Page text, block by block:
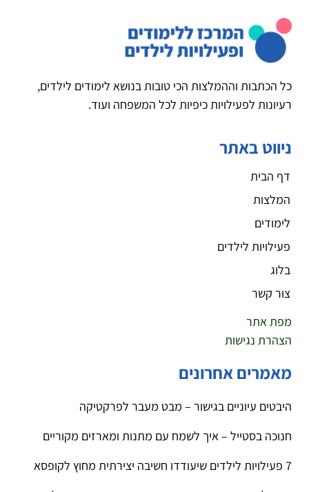
כל הכתבות וההמלצות הכי טובות בנושא לימודים לילדים,
רעיונות לפעילויות כיפיות לכל המשפחה ועוד.
ניווט באתר
דף הבית
המלצות
לימודים
פעילויות לילדים
בלוג
צור קשר
מפת אתר
הצהרת נגישות
מאמרים אחרונים
היבטים עיוניים בגישור – מבט מעבר לפרקטיקה
חנוכה בסטייל – איך לשמח עם מתנות ומארזים מקוריים
7 פעילויות לילדים שיעודדו חשיבה יצירתית מחוץ לקופסא